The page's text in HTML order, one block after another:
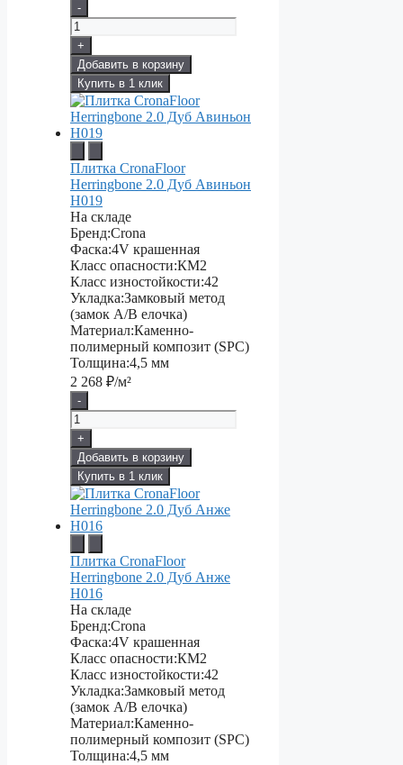
-
+
Добавить в корзину
Купить в 1 клик
Плитка CronaFloor
Herringbone 2.0 Дуб Авиньон
H019
На складе
Бренд:Crona
Фаска:4V крашенная
Класс опасности:КМ2
Класс изностойкости:42
Укладка:Замковый метод
(замок А/В елочка)
Материал:Каменно-
полимерный композит (SPC)
Толщина:4,5 мм
2 268 ₽/м²
-
+
Добавить в корзину
Купить в 1 клик
Плитка CronaFloor
Herringbone 2.0 Дуб Анже
H016
На складе
Бренд:Crona
Фаска:4V крашенная
Класс опасности:КМ2
Класс изностойкости:42
Укладка:Замковый метод
(замок А/В елочка)
Материал:Каменно-
полимерный композит (SPC)
Толщина:4,5 мм